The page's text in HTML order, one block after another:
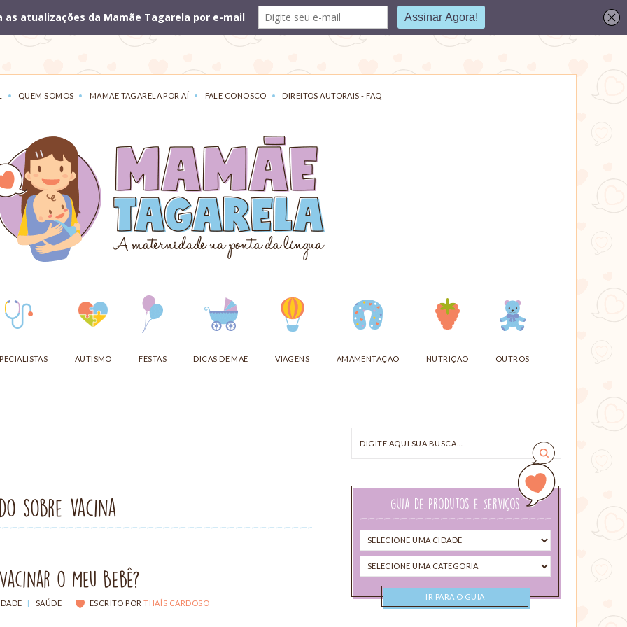
QUEM SOMOS MAMÃE TAGARELA POR AÍ FALE CONOSCO DIREITOS AUTORAIS - FAQ
AUTISMO FESTAS DICAS DE MÃE VIAGENS AMAMENTAÇÃO NUTRIÇÃO OUTROS
sobre vacina
o Meu Bebê?
SAÚDE ESCRITO POR THAÍS CARDOSO
aqui
Guia de Produtos e Serviços
Selecione
uma
cidade
Selecione
uma